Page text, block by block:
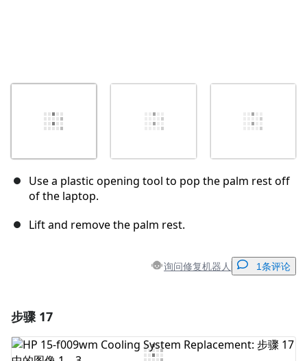
Use a plastic opening tool to pop the palm rest off
of the laptop.
Lift and remove the palm rest.
询问修复机器人 1条评论
添加评论
步骤 17